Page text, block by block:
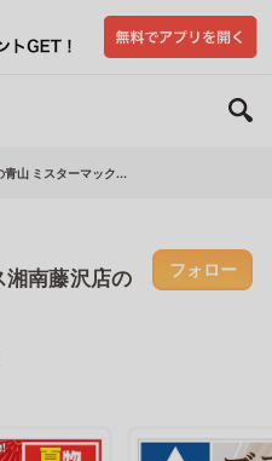
青山 ミスターマック...
湘南藤沢店の
フォロー